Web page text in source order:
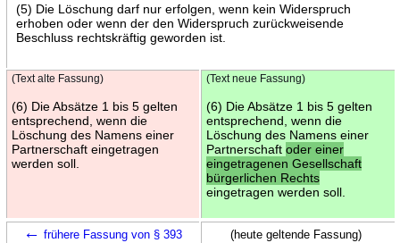
(5) Die Löschung darf nur erfolgen, wenn kein Widerspruch
erhoben oder wenn der den Widerspruch zurückweisende
Beschluss rechtskräftig geworden ist.
(Text alte Fassung)
(6) Die Absätze 1 bis 5 gelten
entsprechend, wenn die
Löschung des Namens einer
Partnerschaft eingetragen
werden soll.
(Text neue Fassung)
(6) Die Absätze 1 bis 5 gelten
entsprechend, wenn die
Löschung des Namens einer
Partnerschaft oder einer
eingetragenen Gesellschaft
bürgerlichen Rechts
eingetragen werden soll.
← frühere Fassung von § 393 (heute geltende Fassung)